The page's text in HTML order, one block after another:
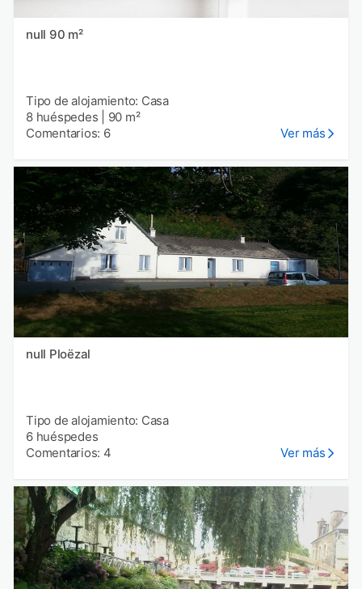
null 90 m²
Tipo de alojamiento: Casa
8 huéspedes
90 m²
Comentarios: 6
Ver más
null Ploëzal
Tipo de alojamiento: Casa
6 huéspedes
Comentarios: 4
Ver más